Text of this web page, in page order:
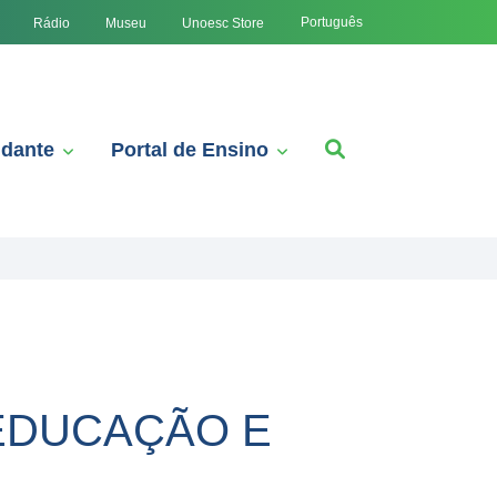
Rádio Museu Unoesc Store Português
Portal de Ensino
E